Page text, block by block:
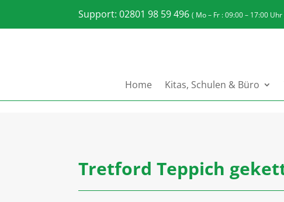
Support: 02801 98 59 496( Mo – Fr : 09:00 – 17:00 Uhr
Home Kitas, Schulen & Büro
Tretford Teppich